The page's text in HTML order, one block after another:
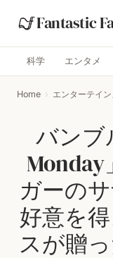
Fantastic
科学 エンタメ
Home › エンターテイン
バンブ
ガーの
好意を
スが贈